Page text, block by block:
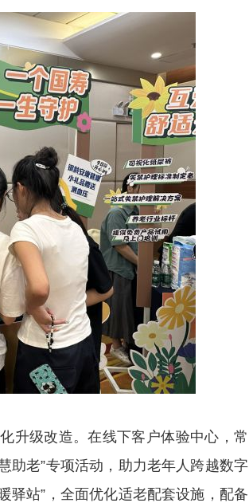
升级改造。在线下客户体验中心，常
助老”专项活动，助力老年人跨越数字
驿站”，全面优化适老配套设施，配备